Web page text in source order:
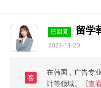
已回复 留学
2023-11-20
答
在韩国，广告专
计等领域。
[查